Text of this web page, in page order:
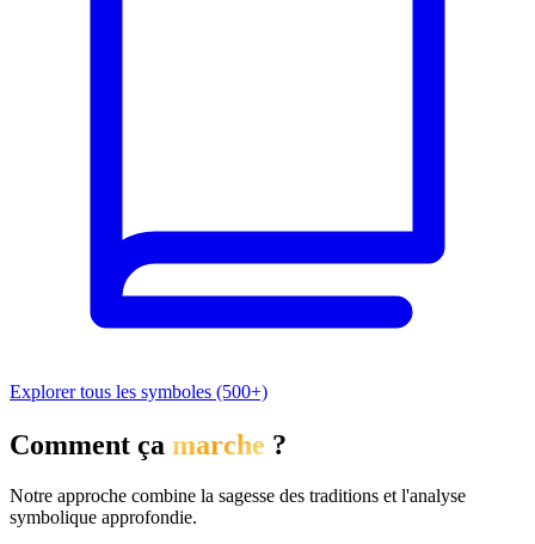
Explorer tous les symboles (500+)
Comment ça marche ?
Notre approche combine la sagesse des traditions et l'analyse
symbolique approfondie.